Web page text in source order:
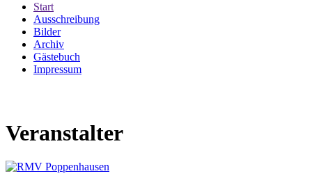
Start
Ausschreibung
Bilder
Archiv
Gästebuch
Impressum
Veranstalter